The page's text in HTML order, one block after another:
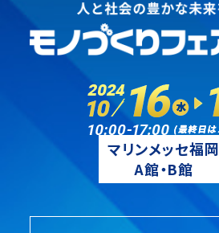
マリンメッセ福岡
A館・B館